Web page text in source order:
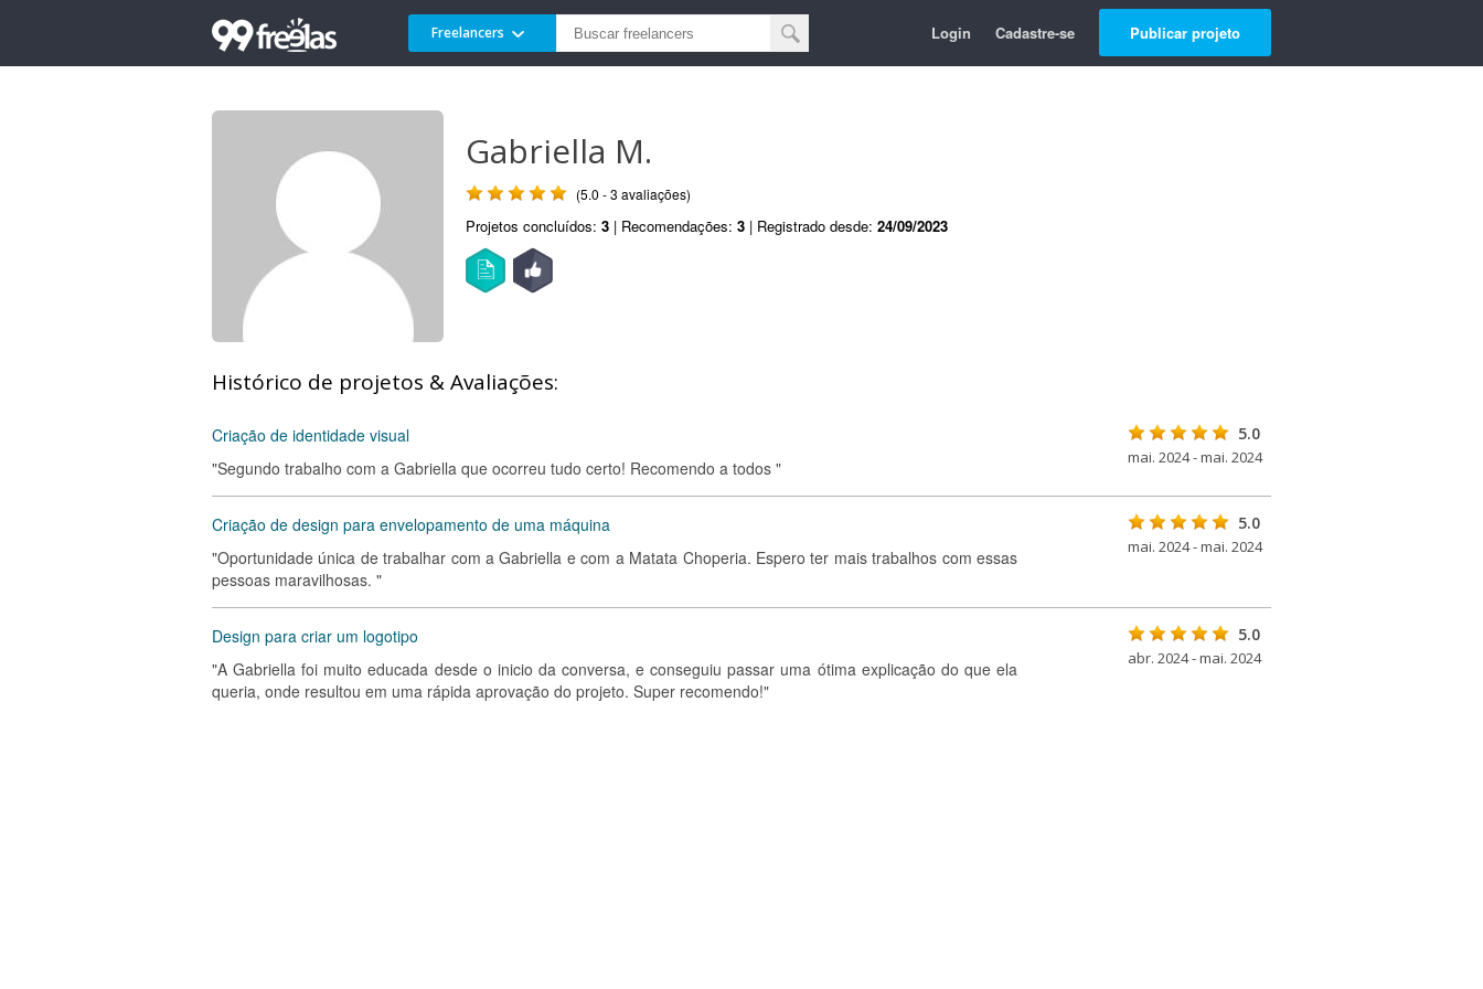
Freelancers Login Cadastre-se Publicar projeto
Gabriella M.
(5.0 - 3 avaliações)
Projetos concluídos: 3 | Recomendações: 3 | Registrado desde: 24/09/2023
Histórico de projetos & Avaliações:
Criação de identidade visual
"Segundo trabalho com a Gabriella que ocorreu tudo certo! Recomendo a todos "
5.0
mai. 2024 - mai. 2024
Criação de design para envelopamento de uma máquina
"Oportunidade única de trabalhar com a Gabriella e com a Matata Choperia. Espero ter mais trabalhos com essas
pessoas maravilhosas. "
5.0
mai. 2024 - mai. 2024
Design para criar um logotipo
"A Gabriella foi muito educada desde o inicio da conversa, e conseguiu passar uma ótima explicação do que ela
queria, onde resultou em uma rápida aprovação do projeto. Super recomendo!"
5.0
abr. 2024 - mai. 2024